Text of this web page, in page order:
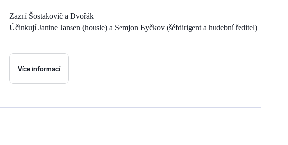
Zazní Šostakovič a Dvořák
Účinkují Janine Jansen (housle) a Semjon Byčkov (šéfdirigent a hudební ředitel)
Více informací